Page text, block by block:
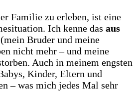
Familie zu erleben, ist eine
Ich kenne das aus
(mein Bruder und meine
nicht mehr – und meine
Auch in meinem engsten
Kinder, Eltern und
– was mich jedes Mal sehr